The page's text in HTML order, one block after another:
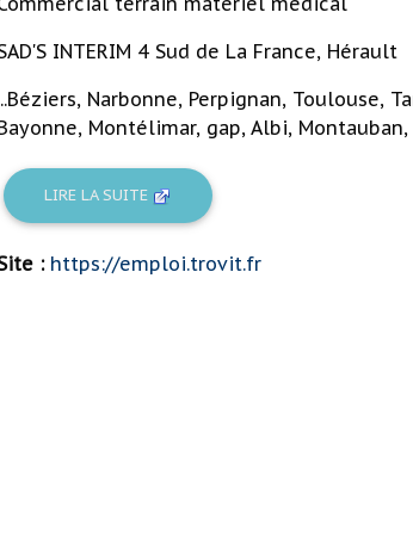
INTERIM 4 Sud de La France, Hérault
Narbonne, Perpignan, Toulouse,
Montélimar, gap, Albi,
LIRE LA SUITE
: https://emploi.trovit.fr